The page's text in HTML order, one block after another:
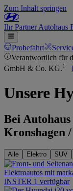
Zum Inhalt springen
IhrPartnerAutohaus
Probefahrt
Verantwortlich für
GmbH & Co. KG.1
Unsere
Bei
Kronshagen
Alle Elektro SUV
INSTER 1 verfügbar